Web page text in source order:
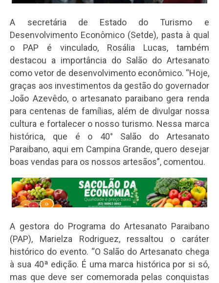
A secretária de Estado do Turismo e
Desenvolvimento Econômico (Setde), pasta à qual
o PAP é vinculado, Rosália Lucas, também
destacou a importância do Salão do Artesanato
como vetor de desenvolvimento econômico. “Hoje,
graças aos investimentos da gestão do governador
João Azevêdo, o artesanato paraibano gera renda
para centenas de famílias, além de divulgar nossa
cultura e fortalecer o nosso turismo. Nessa marca
histórica, que é o 40° Salão do Artesanato
Paraibano, aqui em Campina Grande, quero desejar
boas vendas para os nossos artesãos”, comentou.
A gestora do Programa do Artesanato Paraibano
(PAP), Marielza Rodriguez, ressaltou o caráter
histórico do evento. “O Salão do Artesanato chega
à sua 40ª edição. É uma marca histórica por si só,
mas que deve ser comemorada pelas conquistas